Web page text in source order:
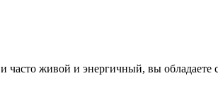
живой и энергичный, вы обладаете